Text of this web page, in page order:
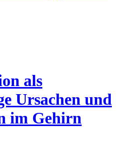
als
Ursachen und
im Gehirn